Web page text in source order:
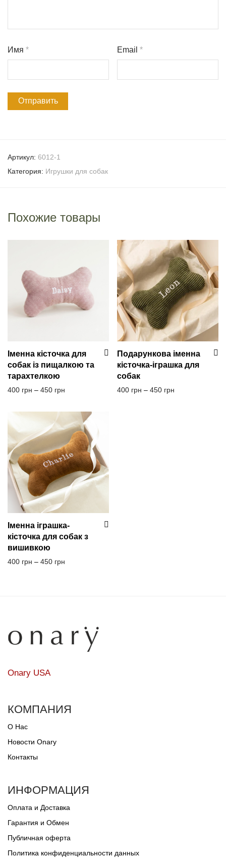
Имя * Email*
Артикул: 6012-1
Категория: Игрушки для собак
Похожие товары
Іменна кісточка для
собак із пищалкою та
тарахтелкою
400 грн – 450 грн Диапазон цен: 400 грн – 450 грн
Подарункова іменна
кісточка-іграшка для
собак
400 грн – 450 грн
Іменна іграшка-
кісточка для собак з
вишивкою
400 грн – 450 грн
Onary USA
КОМПАНИЯ
О Нас
Новости Onary
Контакты
ИНФОРМАЦИЯ
Оплата и Доставка
Гарантия и Обмен
Публичная оферта
Политика конфиденциальности данных